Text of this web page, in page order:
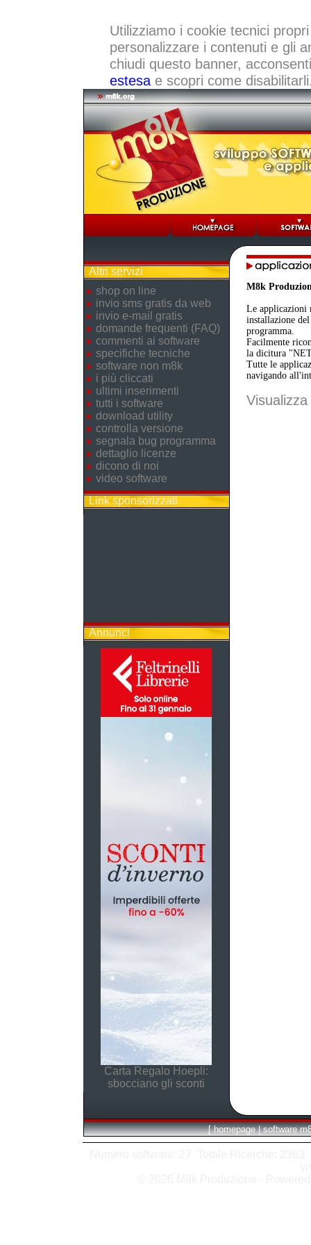
Utilizziamo i cookie tecnici
personalizzare i contenuti e gli
chiudi questo banner,
estesae scopri come
Altri servizi
shop on line
invio sms gratis da web
invio e-mail gratis
domande frequenti (FAQ)
commenti ai software
specifiche tecniche
software non m8k
i più cliccati
ultimi inserimenti
tutti i software
download utility
controlla versione
segnala bug programma
dettaglio licenze
dicono di noi
video software
Link sponsorizzati
Annunci
Carta Regalo Hoepli:
sbocciano gli sconti
M8k
Le applicazioni
installazione
programma.
Facilmente
la dicitura
Tutte le
navigando
[ homepage | software